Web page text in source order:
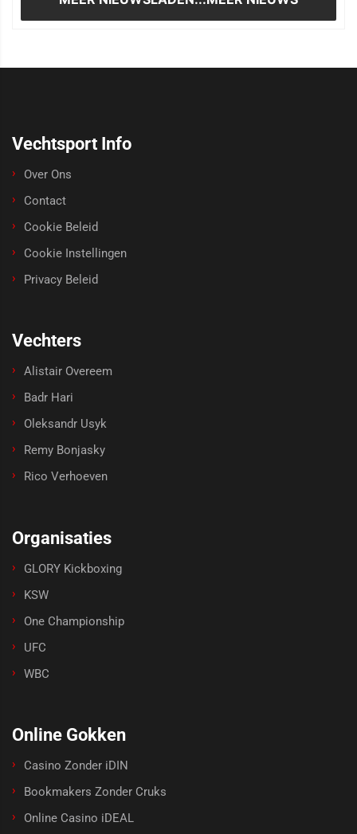
Vechtsport Info
Over Ons
Contact
Cookie Beleid
Cookie Instellingen
Privacy Beleid
Vechters
Alistair Overeem
Badr Hari
Oleksandr Usyk
Remy Bonjasky
Rico Verhoeven
Organisaties
GLORY Kickboxing
KSW
One Championship
UFC
WBC
Online Gokken
Casino Zonder iDIN
Bookmakers Zonder Cruks
Online Casino iDEAL